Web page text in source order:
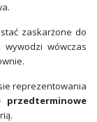
zaskarżone do
wywodzi wówczas
reprezentowania
przedterminowe